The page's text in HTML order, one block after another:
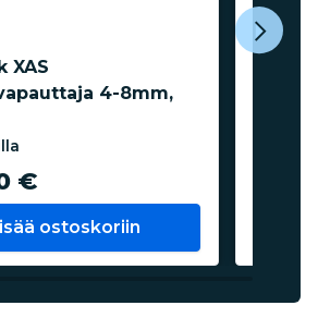
XAS
4-8mm,
€
ostoskoriin